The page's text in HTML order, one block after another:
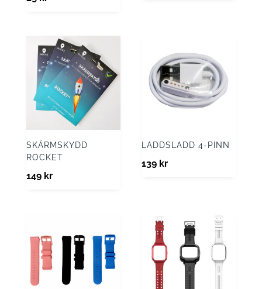
SKÄRMSKYDD
ROCKET
149 kr
LADDSLADD 4-PINN
139 kr